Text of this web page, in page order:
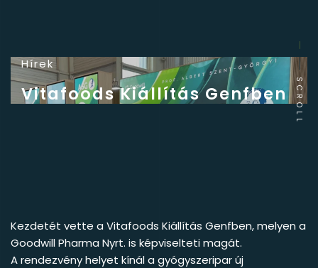
Hírek
Vitafoods Kiállítás Genfben SCROLL
Kezdetét vette a Vitafoods Kiállítás Genfben, melyen a
Goodwill Pharma Nyrt. is képviselteti magát.
A rendezvény helyet kínál a gyógyszeripar új